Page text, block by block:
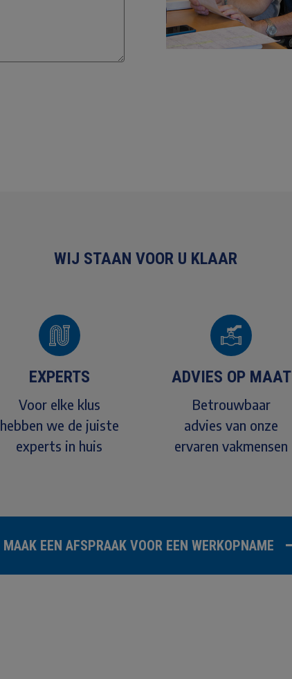
WIJ STAAN VOOR U KLAAR
EXPERTS
Voor elke klus
hebben we de juiste
experts in huis
ADVIES OP MAAT
Betrouwbaar
advies van onze
ervaren vakmensen
MAAK EEN AFSPRAAK VOOR EEN WERKOPNAME